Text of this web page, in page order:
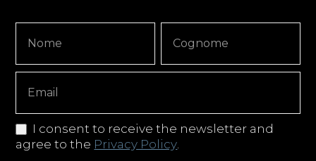
Signup
Copy
I consent to receive the newsletter and
agree to the Privacy Policy